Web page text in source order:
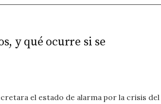
y qué ocurre si se
el estado de alarma por la crisis del